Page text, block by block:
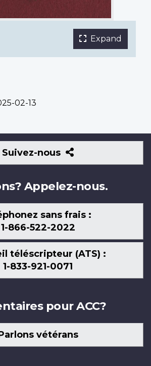
Expand
02-13
Suivez-nous
Suivez-
nous
Appelez-nous.
sans frais :
1-866-522-2022
téléscripteur (ATS) :
1-833-921-0071
pour ACC?
vétérans